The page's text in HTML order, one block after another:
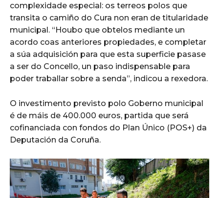
complexidade especial: os terreos polos que
transita o camiño do Cura non eran de titularidade
municipal. “Houbo que obtelos mediante un
acordo coas anteriores propiedades, e completar
a súa adquisición para que esta superficie pasase
a ser do Concello, un paso indispensable para
poder traballar sobre a senda”, indicou a rexedora.
O investimento previsto polo Goberno municipal
é de máis de 400.000 euros, partida que será
cofinanciada con fondos do Plan Único (POS+) da
Deputación da Coruña.